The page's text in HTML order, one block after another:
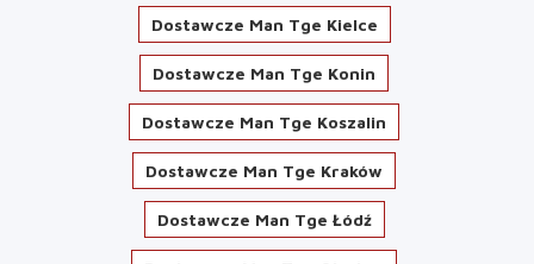
Dostawcze Man Tge Kielce
Dostawcze Man Tge Konin
Dostawcze Man Tge Koszalin
Dostawcze Man Tge Kraków
Dostawcze Man Tge Łódź